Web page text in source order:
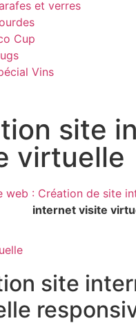
et verres
Cup
Vins
site
virtuelle
web : Création de site
internet visite
site